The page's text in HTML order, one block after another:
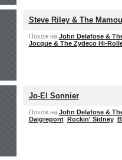
Steve Riley & The
Похож на John Delafose &
Jocque & The Zydeco Hi-
Jo-El Sonnier
Похож на John Delafose &
Daigrepont Rockin' Sidney